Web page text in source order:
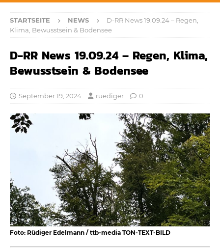
STARTSEITE NEWS
D-RR News 19.09.24 – Regen,
Klima, Bewusstsein & Bodensee
D-RR News 19.09.24 – Regen, Klima,
Bewusstsein & Bodensee
September 19, 2024 ruediger 0
Foto: Rüdiger Edelmann / ttb-media TON-TEXT-BILD